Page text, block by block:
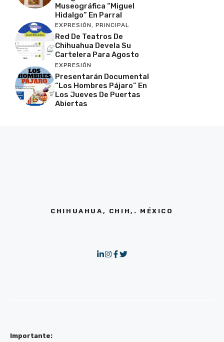
Museográfica “Miguel
Hidalgo” En Parral
EXPRESIÓN, PRINCIPAL
Red De Teatros De
Chihuahua Devela Su
Cartelera Para Agosto
EXPRESIÓN
Presentarán Documental
“Los Hombres Pájaro” En
Los Jueves De Puertas
Abiertas
CHIHUAHUA, CHIH,. MÉXICO
Importante: